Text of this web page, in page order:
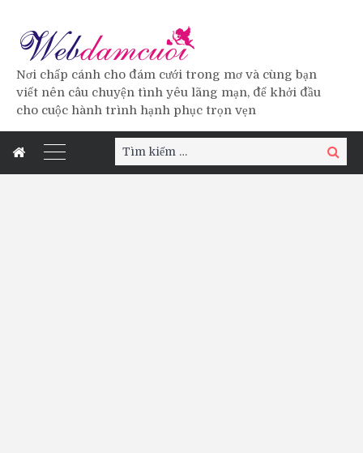
Nơi chấp cánh cho đám cưới trong mơ và cùng bạn
viết nên câu chuyện tình yêu lãng mạn, để khởi đầu
cho cuộc hành trình hạnh phục trọn vẹn
Tìm
kiếm:
Tìm
kiếm